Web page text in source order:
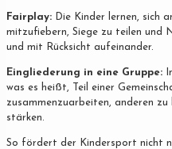
Fairplay: Die Kinder lernen, sich
mitzufiebern, Siege zu teilen und
und mit Rücksicht aufeinander.
Eingliederung in eine Gruppe:
was es heißt, Teil einer
zusammenzuarbeiten, anderen
stärken.
So fördert der Kindersport nicht